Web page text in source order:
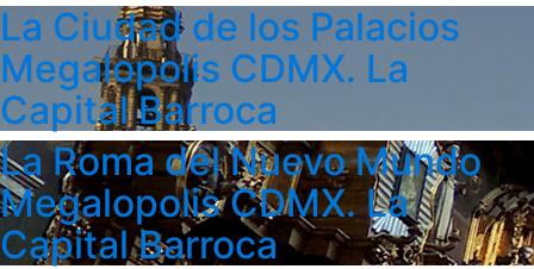
La Ciudad de los Palacios
Megalopolis CDMX. La
Capital Barroca
La Roma del Nuevo Mundo
Megalopolis CDMX. La
Capital Barroca